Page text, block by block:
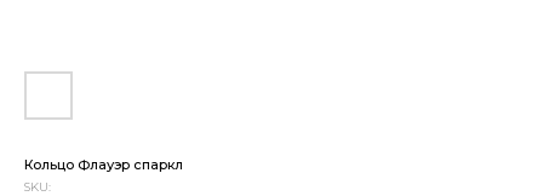
Кольцо Флауэр спаркл
SKU: